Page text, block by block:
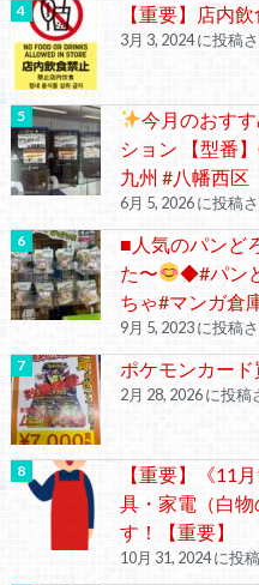
【重要】店内
3月 3, 2024 に投稿
今月のおす
ション 【型番
九州 #八幡西区
6月 5, 2026 に投稿
■人気のパンど
た〜
◆#パン
ちゃ#マンガ倉
9月 5, 2023 に投稿
ポケモンカード
2月 28, 2026 に投稿
【重要】《11
具・家電（白
す！【重要】
10月 31, 2024 に投